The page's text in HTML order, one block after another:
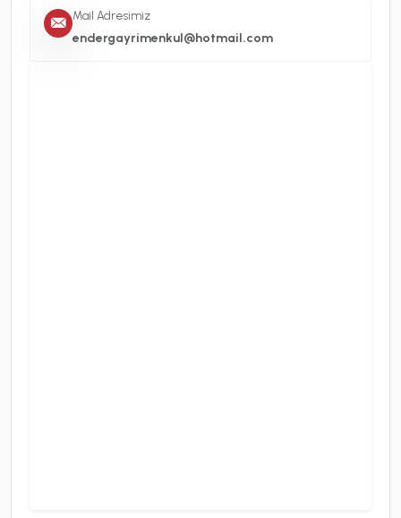
Mail Adresimiz
endergayrimenkul@hotmail.com